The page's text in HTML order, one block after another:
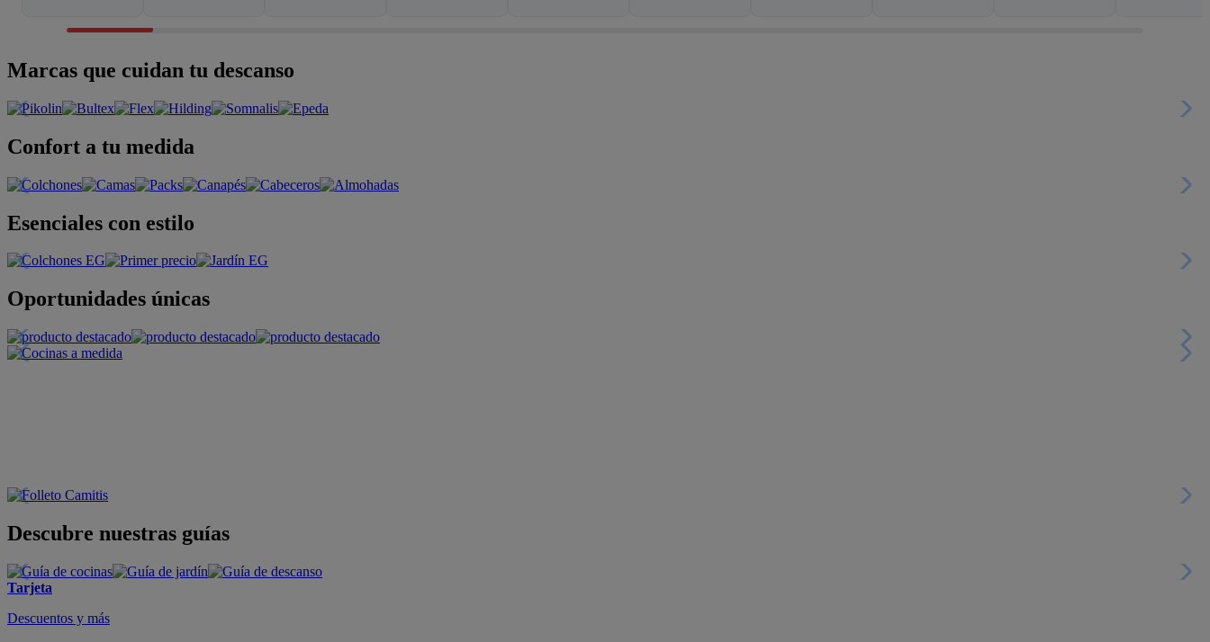
Marcas que cuidan tu descanso
Confort a tu medida
Esenciales con estilo
Oportunidades únicas
Descubre nuestras guías
Tarjeta
Descuentos y más